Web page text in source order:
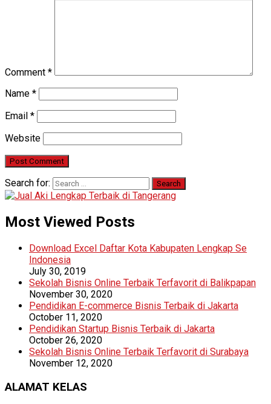
Comment *
Name *
Email *
Website
Search for:
Most Viewed Posts
Download Excel Daftar Kota Kabupaten Lengkap Se
Indonesia
July 30, 2019
Sekolah Bisnis Online Terbaik Terfavorit di Balikpapan
November 30, 2020
Pendidikan E-commerce Bisnis Terbaik di Jakarta
October 11, 2020
Pendidikan Startup Bisnis Terbaik di Jakarta
October 26, 2020
Sekolah Bisnis Online Terbaik Terfavorit di Surabaya
November 12, 2020
ALAMAT KELAS